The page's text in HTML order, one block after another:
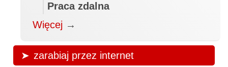
Praca zdalna
Więcej →
zarabiaj przez internet